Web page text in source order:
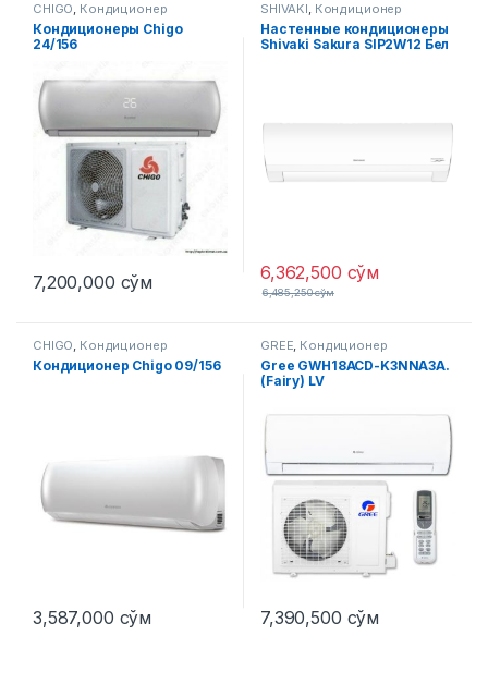
CHIGO, Кондиционер
Кондиционеры Chigo
24/156
7,200,000 сўм
SHIVAKI, Кондиционер
Настенные кондиционеры
Shivaki Sakura SIP2W12 Бел
6,362,500 сўм
6,485,250сўм
CHIGO, Кондиционер
Кондиционер Chigo 09/156
3,587,000 сўм
GREE, Кондиционер
Gree GWH18ACD-K3NNA3A.
(Fairy) LV
7,390,500 сўм